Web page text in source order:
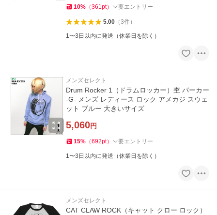
10% （361pt） 要エントリー
5.00（3件）
1〜3日以内に発送（休業日を除く）
メンズセレクト
Drum Rocker 1（ドラムロッカー）杢 パーカー
-G- メンズ レディース ロック アメカジ スウェ
ット ブルー 大きいサイズ
5,060円
15% （692pt） 要エントリー
1〜3日以内に発送（休業日を除く）
メンズセレクト
CAT CLAW ROCK（キャット クロー ロック）